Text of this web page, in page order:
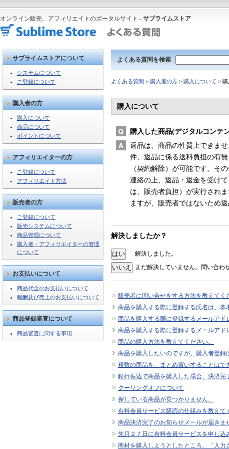
オンライン販売、アフィリエイトのポータルサイト - サブライムストア
サブライムストアについて
システムについて
ご登録について
購入者の方
購入について
商品について
ポイントについて
アフィリエイターの方
ご登録について
アフィリエイト方法
販売者の方
ご登録について
販売システムについて
商品管理について
購入者・アフィリエイターの管理
について
お支払いについて
商品代金のお支払いについて
報酬及び売上のお支払いについて
商品登録審査について
商品審査に関する事項
よくある質問を検索
よくある質問 > 購入者の方 > 購入について >
購入について
購入した商品(デジタルコンテ
返品は、商品の性質上できま
件、返品に係る送料負担の有
（契約解除）が可能です。そ
連絡の上、返品・返金を受け
は、販売者負担）が実行され
ますが、販売者ではないため
解決しましたか？
解決しました。
まだ解決していません。問い合わ
販売者に問い合せをする方法を教えてく
商品を購入する際に登録する氏名は、本
商品を購入する際に登録するメールアド
商品を購入する際に登録するメールアド
商品の購入方法を教えてください。
商品を購入したいのですが、購入者登録
複数の商品を、まとめ買いすることはで
銀行振込で商品を購入した場合、決済完
クーリングオフについて
探している商品が見つかりません。
有料会員サービス購読の仕組みを教えて
商品決済完了のお知らせメールが届きま
先月２７日に有料会員サービスを申し
商材を購入しようとしたところ、「入